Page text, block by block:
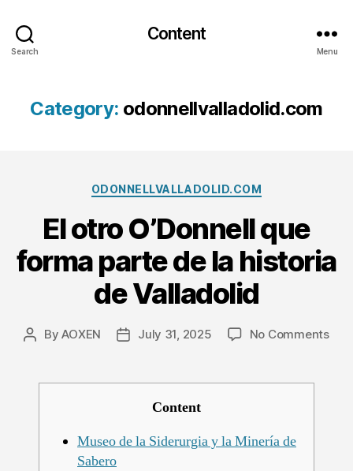
Search
Content
Menu
Category: odonnellvalladolid.com
Categories
ODONNELLVALLADOLID.COM
El otro O’Donnell que
forma parte de la historia
de Valladolid
PostByAOXEN
PostJuly 31, 2025 No Commentson
Content
Museo de la Siderurgia y la Minería de
Sabero